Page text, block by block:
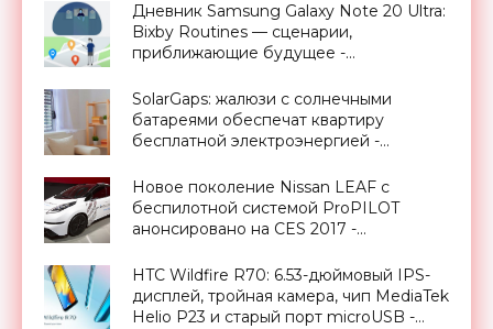
Дневник Samsung Galaxy Note 20 Ultra:
Bixby Routines — сценарии,
приближающие будущее -
SolarGaps: жалюзи с солнечными
батареями обеспечат квартиру
бесплатной электроэнергией -
Новое поколение Nissan LEAF с
беспилотной системой ProPILOT
анонсировано на CES 2017 -
HTC Wildfire R70: 6.53-дюймовый IPS-
дисплей, тройная камера, чип MediaTek
Helio P23 и старый порт microUSB -